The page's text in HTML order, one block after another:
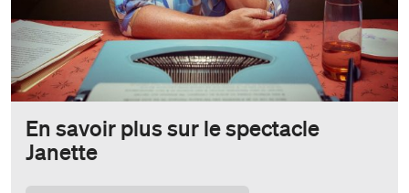
En savoir plus sur le spectacle
Janette